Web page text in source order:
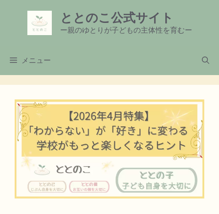
ととのこ公式サイト
ー親のゆとりが子どもの主体性を育むー
メニュー